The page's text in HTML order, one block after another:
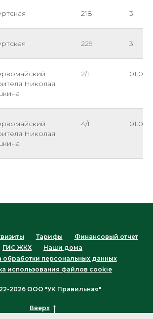
218 3
229 3
Николая
2/1
Николая
4/1
Тарифы
Финансовый отчет
ГИС ЖКХ
Наши дома
обработки персональных данных
использования файлов cookie
2026 ООО "УК Правильная"
Вверх